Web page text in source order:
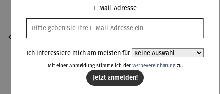
E-Mail-Adresse
Ich interessiere mich am meisten für
Mit einer Anmeldung stimme ich der Werbevereinbarungzu.
Jetzt anmelden!